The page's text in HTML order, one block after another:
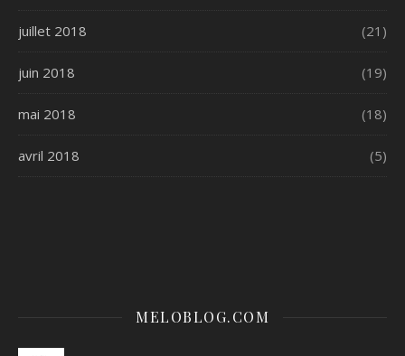
juillet 2018 (21)
juin 2018 (19)
mai 2018 (18)
avril 2018 (5)
MELOBLOG.COM